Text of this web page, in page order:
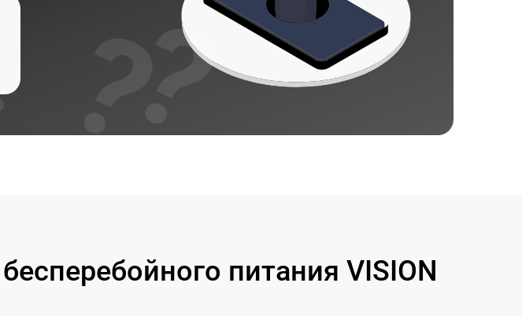
питания VISION